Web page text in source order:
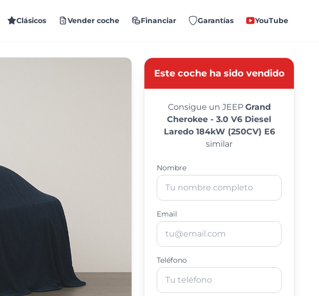
Clásicos Vender coche Financiar Garantías YouTube
Este coche ha sido vendido
Consigue un JEEP Grand
Cherokee - 3.0 V6 Diesel
Laredo 184kW (250CV) E6
similar
Nombre
Email
Teléfono